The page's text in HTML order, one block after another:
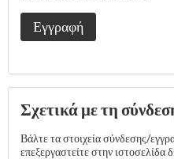
Εγγραφή
Σχετικά με τη
Βάλτε τα στοιχεία σύνδεσης/
επεξεργαστείτε στην ιστοσελίδα